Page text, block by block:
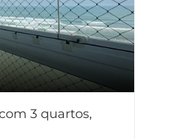
3 quartos,